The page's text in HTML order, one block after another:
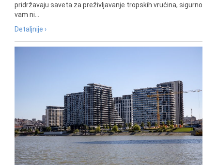
pridržavaju saveta za preživljavanje tropskih vrućina, sigurno
vam ni...
Detaljnije ›